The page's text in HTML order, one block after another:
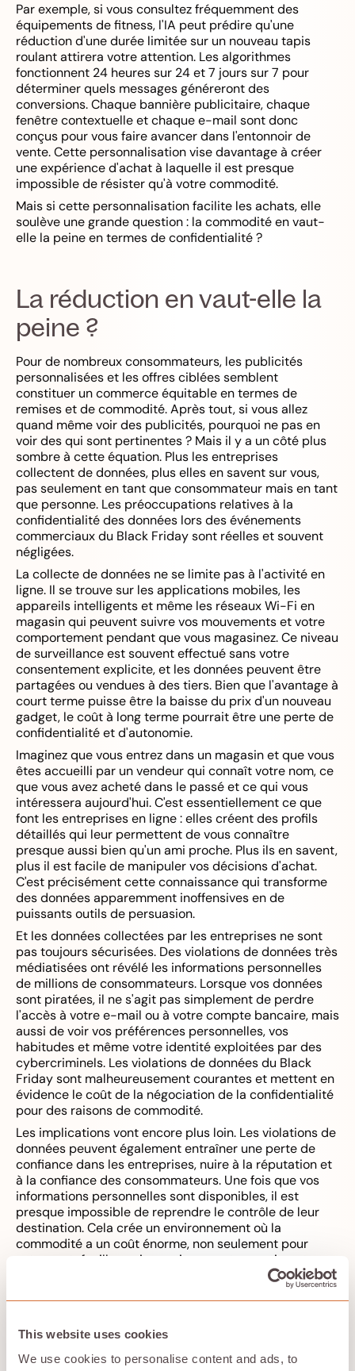
This website uses cookies
We use cookies to personalise content and ads, to
Par exemple, si vous consultez fréquemment des
équipements de fitness, l'IA peut prédire qu'une
réduction d'une durée limitée sur un nouveau tapis
roulant attirera votre attention. Les algorithmes
fonctionnent 24 heures sur 24 et 7 jours sur 7 pour
déterminer quels messages généreront des
conversions. Chaque bannière publicitaire, chaque
fenêtre contextuelle et chaque e-mail sont donc
conçus pour vous faire avancer dans l'entonnoir de
vente. Cette personnalisation vise davantage à créer
une expérience d'achat à laquelle il est presque
impossible de résister qu'à votre commodité.
Mais si cette personnalisation facilite les achats, elle
soulève une grande question : la commodité en vaut-
elle la peine en termes de confidentialité ?
La réduction en vaut-elle la
peine ?
Pour de nombreux consommateurs, les publicités
personnalisées et les offres ciblées semblent
constituer un commerce équitable en termes de
remises et de commodité. Après tout, si vous allez
quand même voir des publicités, pourquoi ne pas en
voir des qui sont pertinentes ? Mais il y a un côté plus
sombre à cette équation. Plus les entreprises
collectent de données, plus elles en savent sur vous,
pas seulement en tant que consommateur mais en tant
que personne. Les préoccupations relatives à la
confidentialité des données lors des événements
commerciaux du Black Friday sont réelles et souvent
négligées.
La collecte de données ne se limite pas à l'activité en
ligne. Il se trouve sur les applications mobiles, les
appareils intelligents et même les réseaux Wi-Fi en
magasin qui peuvent suivre vos mouvements et votre
comportement pendant que vous magasinez. Ce niveau
de surveillance est souvent effectué sans votre
consentement explicite, et les données peuvent être
partagées ou vendues à des tiers. Bien que l'avantage à
court terme puisse être la baisse du prix d'un nouveau
gadget, le coût à long terme pourrait être une perte de
confidentialité et d'autonomie.
Imaginez que vous entrez dans un magasin et que vous
êtes accueilli par un vendeur qui connaît votre nom, ce
que vous avez acheté dans le passé et ce qui vous
intéressera aujourd'hui. C'est essentiellement ce que
font les entreprises en ligne : elles créent des profils
détaillés qui leur permettent de vous connaître
presque aussi bien qu'un ami proche. Plus ils en savent,
plus il est facile de manipuler vos décisions d'achat.
C'est précisément cette connaissance qui transforme
des données apparemment inoffensives en de
puissants outils de persuasion.
Et les données collectées par les entreprises ne sont
pas toujours sécurisées. Des violations de données très
médiatisées ont révélé les informations personnelles
de millions de consommateurs. Lorsque vos données
sont piratées, il ne s'agit pas simplement de perdre
l'accès à votre e-mail ou à votre compte bancaire, mais
aussi de voir vos préférences personnelles, vos
habitudes et même votre identité exploitées par des
cybercriminels. Les violations de données du Black
Friday sont malheureusement courantes et mettent en
évidence le coût de la négociation de la confidentialité
pour des raisons de commodité.
Les implications vont encore plus loin. Les violations de
données peuvent également entraîner une perte de
confiance dans les entreprises, nuire à la réputation et
à la confiance des consommateurs. Une fois que vos
informations personnelles sont disponibles, il est
presque impossible de reprendre le contrôle de leur
destination. Cela crée un environnement où la
commodité a un coût énorme, non seulement pour
votre portefeuille, mais aussi pour votre sentiment
Stockage dans le cloud et